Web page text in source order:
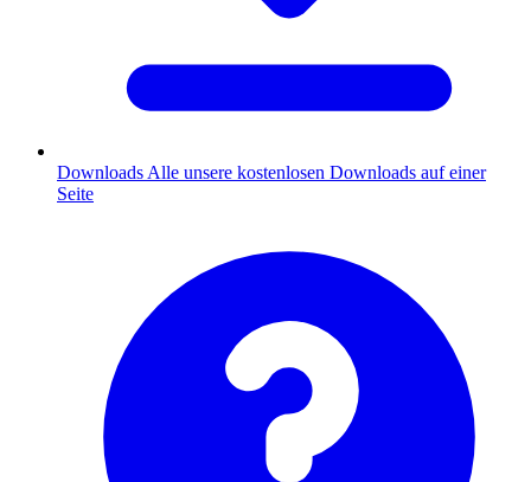
Downloads Alle unsere kostenlosen Downloads auf einer
Seite